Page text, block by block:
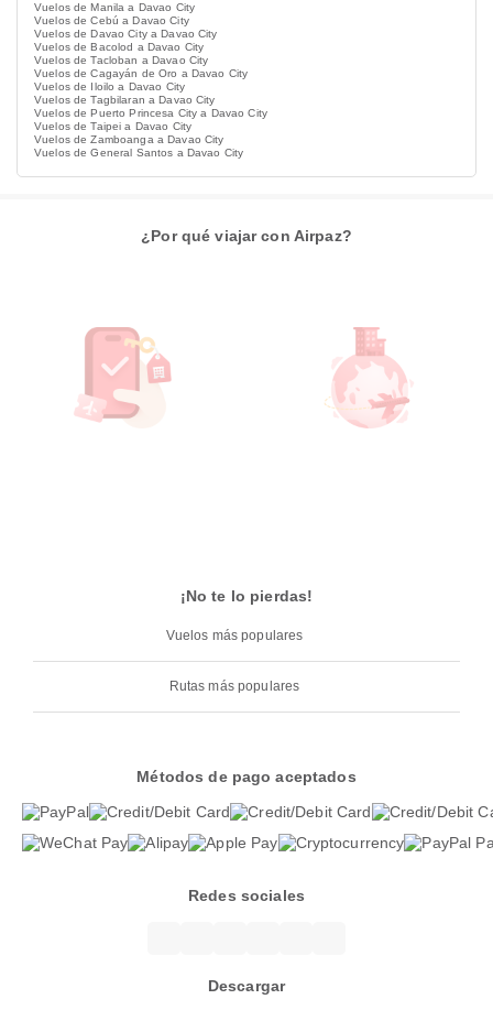
Vuelos de Manila a Davao City
Vuelos de Cebú a Davao City
Vuelos de Davao City a Davao City
Vuelos de Bacolod a Davao City
Vuelos de Tacloban a Davao City
Vuelos de Cagayán de Oro a Davao City
Vuelos de Iloilo a Davao City
Vuelos de Tagbilaran a Davao City
Vuelos de Puerto Princesa City a Davao City
Vuelos de Taipei a Davao City
Vuelos de Zamboanga a Davao City
Vuelos de General Santos a Davao City
¿Por qué viajar con Airpaz?
¡No te lo pierdas!
Vuelos más populares
Rutas más populares
Métodos de pago aceptados
Redes sociales
Descargar